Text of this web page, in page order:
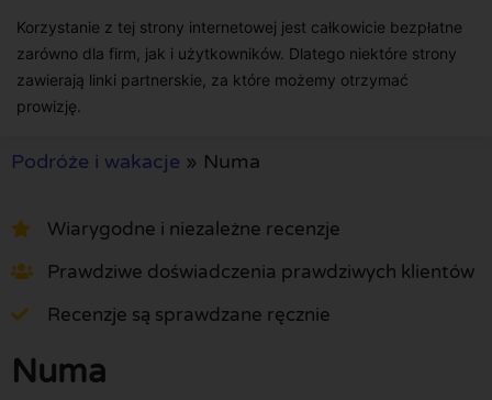
Korzystanie z tej strony internetowej jest całkowicie bezpłatne
zarówno dla firm, jak i użytkowników. Dlatego niektóre strony
zawierają linki partnerskie, za które możemy otrzymać
prowizję.
Podróże i wakacje » Numa
Wiarygodne i niezależne recenzje
Prawdziwe doświadczenia prawdziwych klientów
Recenzje są sprawdzane ręcznie
Numa